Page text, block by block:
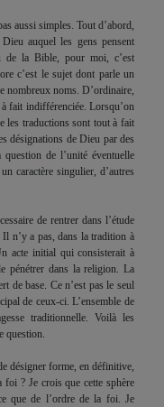
aussi simples. Tout d’abord,
auquel les gens pensent
de la Bible, pour moi, c’est
c’est le sujet dont parle un
nombreux noms. D’ordinaire,
fait indifférenciée. Lorsqu’on
les traductions sont tout à fait
désignations de Dieu par des
de l’unité éventuelle
caractère singulier, d’autres
de rentrer dans l’étude
n’y a pas, dans la tradition à
acte initial qui consisterait à
pénétrer dans la religion. La
de base. Ce n’est pas le seul
de ceux-ci. L’ensemble de
traditionnelle. Voilà les
question.
désigner forme, en définitive,
foi ? Je crois que cette sphère
que de l’ordre de la foi. Je